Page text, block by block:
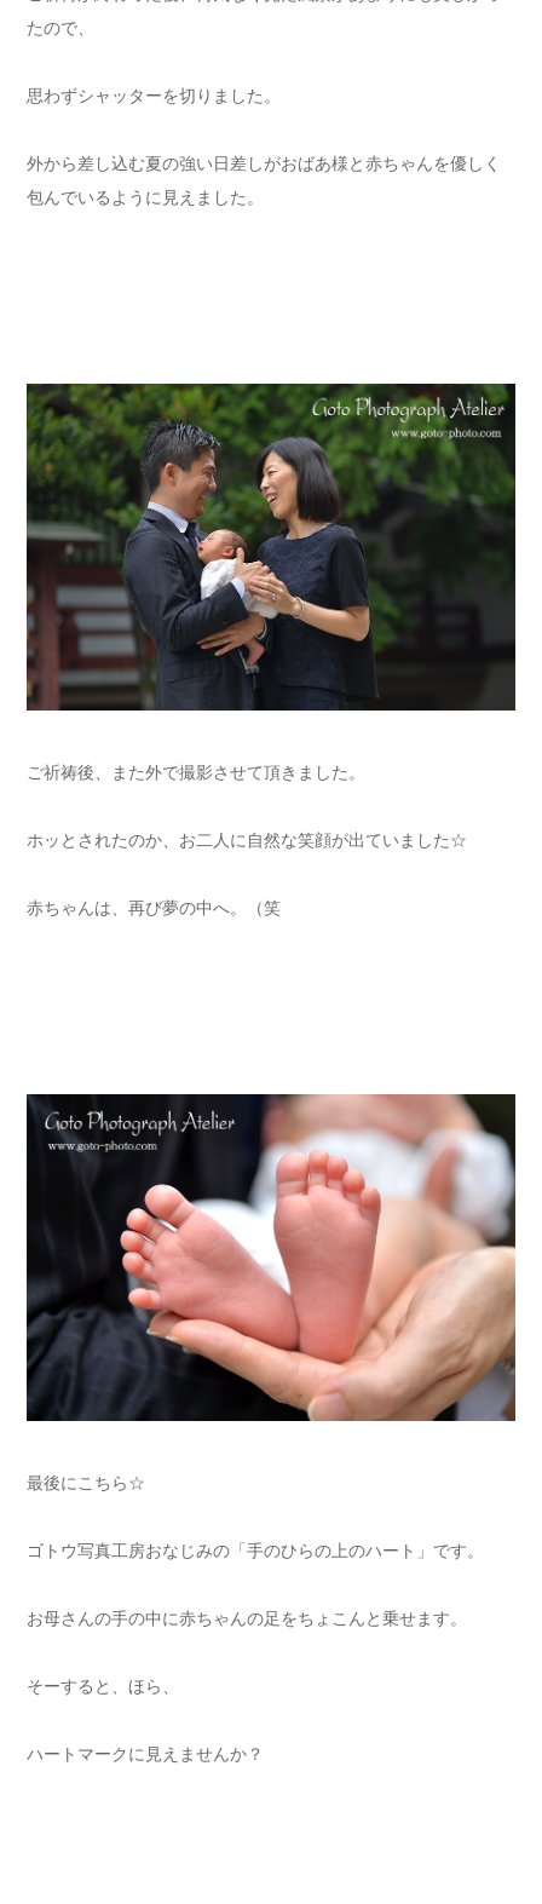
たので、
思わずシャッターを切りました。
外から差し込む夏の強い日差しがおばあ様と赤ちゃんを優しく
包んでいるように見えました。
ご祈祷後、また外で撮影させて頂きました。
ホッとされたのか、お二人に自然な笑顔が出ていました☆
赤ちゃんは、再び夢の中へ。（笑
最後にこちら☆
ゴトウ写真工房おなじみの「手のひらの上のハート」です。
お母さんの手の中に赤ちゃんの足をちょこんと乗せます。
そーすると、ほら、
ハートマークに見えませんか？